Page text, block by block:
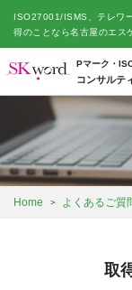
ISO27001/ISMS、テレワ
得のことなら名古屋のエス
Pマーク・
コンサルテ
Home よくあるご質
取